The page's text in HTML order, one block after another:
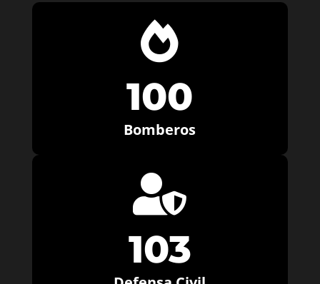

100
Bomberos

103